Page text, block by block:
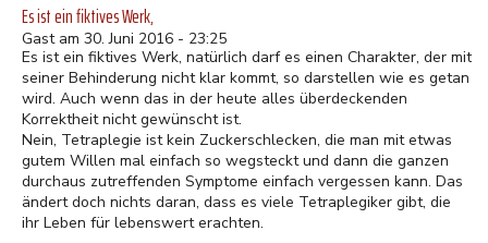
Es ist ein fiktives Werk,
Gast am 30. Juni 2016 - 23:25
Es ist ein fiktives Werk, natürlich darf es einen Charakter, der mit
seiner Behinderung nicht klar kommt, so darstellen wie es getan
wird. Auch wenn das in der heute alles überdeckenden
Korrektheit nicht gewünscht ist.
Nein, Tetraplegie ist kein Zuckerschlecken, die man mit etwas
gutem Willen mal einfach so wegsteckt und dann die ganzen
durchaus zutreffenden Symptome einfach vergessen kann. Das
ändert doch nichts daran, dass es viele Tetraplegiker gibt, die
ihr Leben für lebenswert erachten.